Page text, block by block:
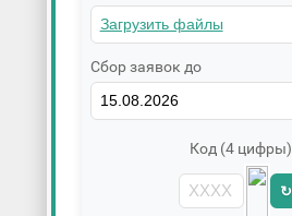
Сбор заявок до
Код (4 цифры)
↻